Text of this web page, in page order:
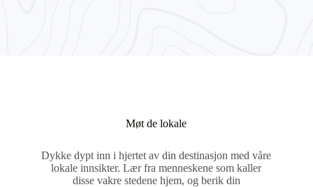
Møt de lokale
Dykke dypt inn i hjertet av din destinasjon med våre
lokale innsikter. Lær fra menneskene som kaller
disse vakre stedene hjem, og berik din